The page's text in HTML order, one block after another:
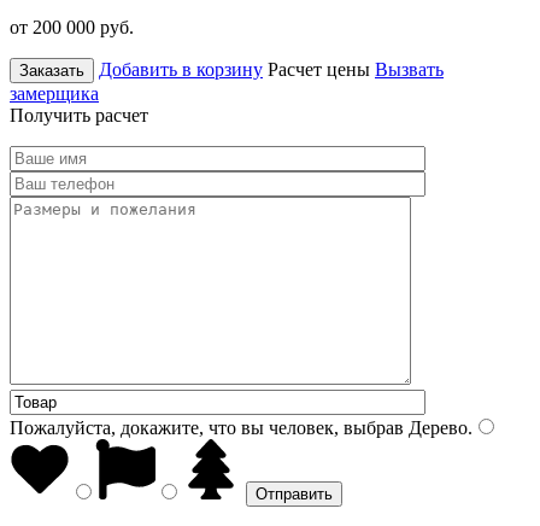
от 200 000 руб.
Заказать Добавить в корзину Расчет цены Вызвать
замерщика
Получить расчет
Пожалуйста, докажите, что вы человек, выбрав Дерево.